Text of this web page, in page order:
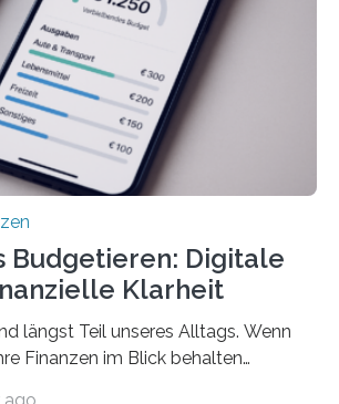
erhält mit 44 Prozent noch nicht
aller Beschäftigten in der
Zu diesem…
Budgetieren: Digitale
Klarheit
längst Teil unseres Alltags. Wenn
Finanzen im Blick behalten